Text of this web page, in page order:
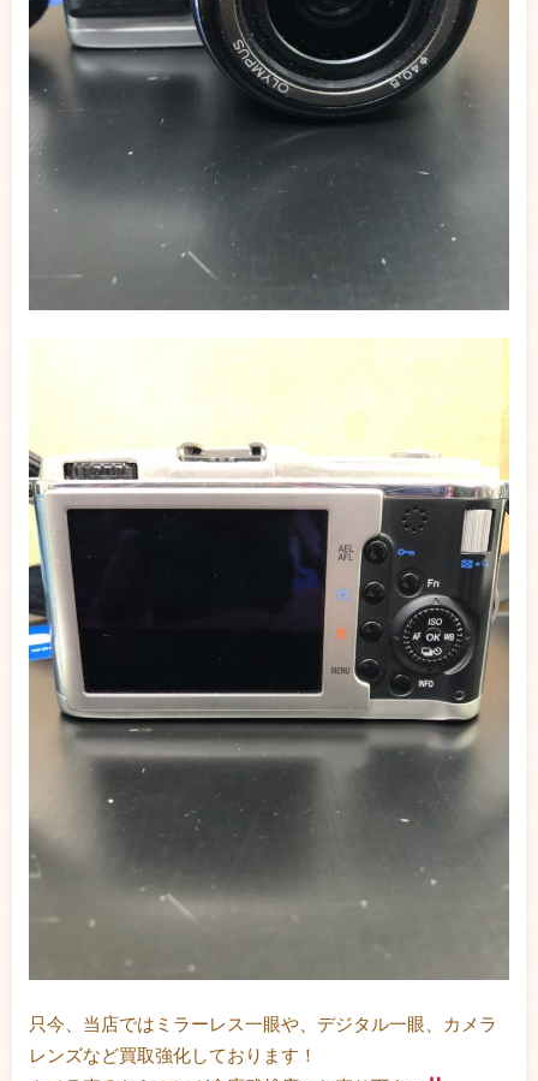
只今、当店ではミラーレス一眼や、デジタル一眼、カメラ
レンズなど買取強化しております！